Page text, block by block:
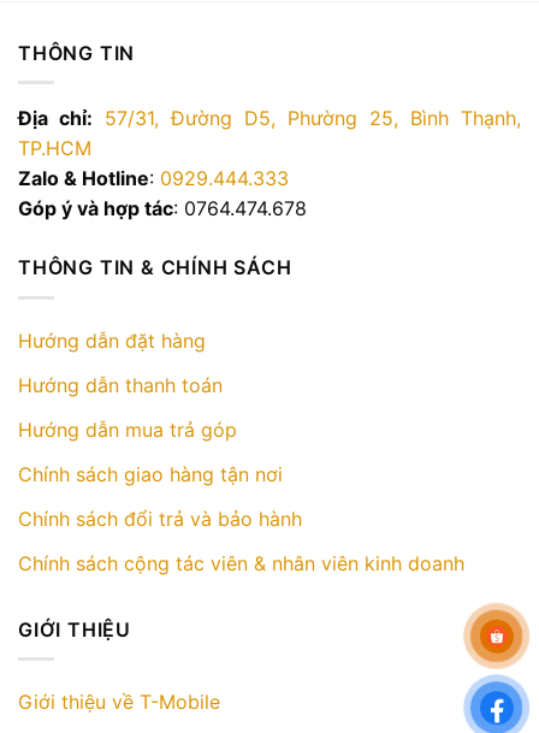
THÔNG TIN
Địa chỉ: 57/31, Đường D5, Phường 25, Bình Thạnh,
TP.HCM
Zalo & Hotline: 0929.444.333
Góp ý và hợp tác: 0764.474.678
THÔNG TIN & CHÍNH SÁCH
Hướng dẫn đặt hàng
Hướng dẫn thanh toán
Hướng dẫn mua trả góp
Chính sách giao hàng tận nơi
Chính sách đổi trả và bảo hành
Chính sách cộng tác viên & nhân viên kinh doanh
GIỚI THIỆU
Giới thiệu về T-Mobile